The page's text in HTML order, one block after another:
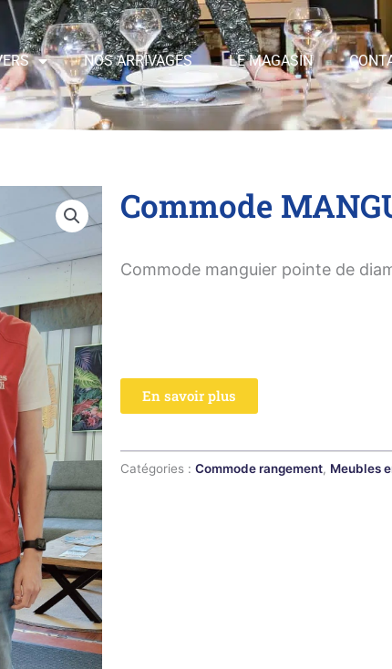
NOS ARRIVAGES LE MAGASIN
Commode
Commode manguier pointe de
En savoir plus
Catégories : Commode rangement, Meubles